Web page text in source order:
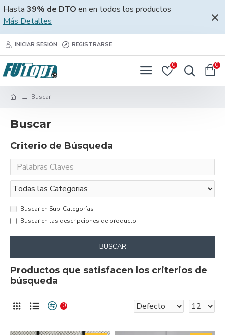
Hasta 39% de DTO en en todos los productos
Más Detalles
INICIAR SESIÓN REGISTRARSE
0 0
Buscar
Buscar
Criterio de Búsqueda
Buscar en Sub-Categorías
Buscar en las descripciones de producto
BUSCAR
Productos que satisfacen los criterios de
búsqueda
0